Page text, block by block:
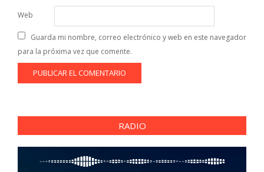
Web
Guarda mi nombre, correo electrónico y web en este navegador
para la próxima vez que comente.
RADIO